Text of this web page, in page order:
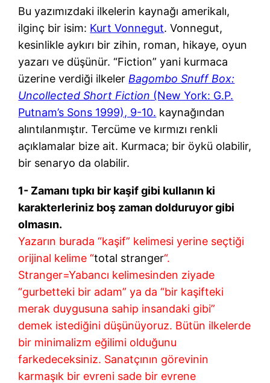
Bu yazımızdaki ilkelerin kaynağı amerikalı,
ilginç bir isim: Kurt Vonnegut. Vonnegut,
kesinlikle aykırı bir zihin, roman, hikaye, oyun
yazarı ve düşünür. “Fiction” yani kurmaca
üzerine verdiği ilkeler Bagombo Snuff Box:
Uncollected Short Fiction (New York: G.P.
Putnam’s Sons 1999), 9-10. kaynağından
alıntılanmıştır. Tercüme ve kırmızı renkli
açıklamalar bize ait. Kurmaca; bir öykü olabilir,
bir senaryo da olabilir.
1- Zamanı tıpkı bir kaşif gibi kullanın ki
karakterleriniz boş zaman dolduruyor gibi
olmasın.
Yazarın burada “kaşif” kelimesi yerine seçtiği
orijinal kelime “total stranger“.
Stranger=Yabancı kelimesinden ziyade
“gurbetteki bir adam” ya da “bir kaşifteki
merak duygusuna sahip insandaki gibi”
demek istediğini düşünüyoruz. Bütün ilkelerde
bir minimalizm eğilimi olduğunu
farkedeceksiniz. Sanatçının görevinin
karmaşık bir evreni sade bir evrene